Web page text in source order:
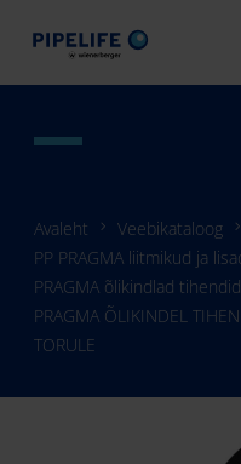
Avaleht Veebikataloog
PP PRAGMA liitmikud ja
PRAGMA õlikindlad
PRAGMA ÕLIKINDEL
TORULE